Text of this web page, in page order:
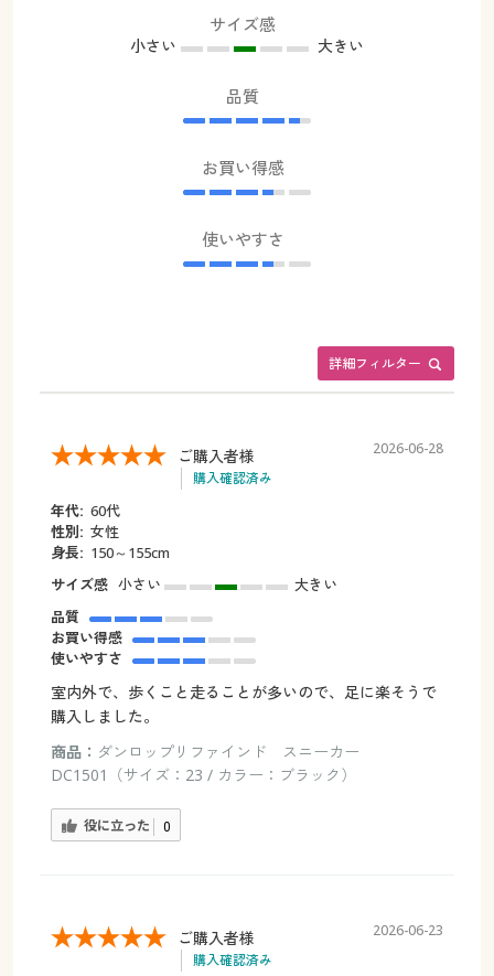
サイズ感
小さい 大きい
品質
お買い得感
使いやすさ
詳細フィルター
ご購入者様
購入確認済み
2026-06-28
年代: 60代
性別: 女性
身長: 150～155cm
サイズ感 小さい
大きい
品質
お買い得感
使いやすさ
室内外で、歩くこと走ることが多いので、足に楽そうで
購入しました。
商品： ダンロップリファインド スニーカー
DC1501（サイズ：23 / カラー：ブラック）
役に立った 0
ご購入者様
購入確認済み
2026-06-23